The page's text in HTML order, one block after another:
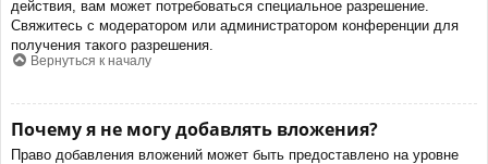
действия, вам может потребоваться специальное разрешение.
Свяжитесь с модератором или администратором конференции для
получения такого разрешения.
Вернуться к началу
Почему я не могу добавлять вложения?
Право добавления вложений может быть предоставлено на уровне